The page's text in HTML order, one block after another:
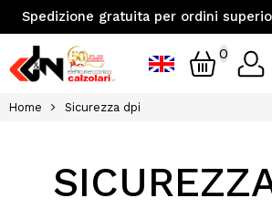
Spedizione gratuita per ordini
0
Home Sicurezza dpi